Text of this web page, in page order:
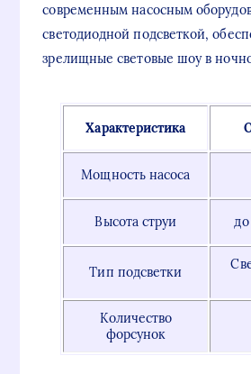
современным насосным
светодиодной подсветкой,
зрелищные световые шоу в
Характеристика
Мощность насоса
Высота струи
Тип подсветки
Количество
форсунок